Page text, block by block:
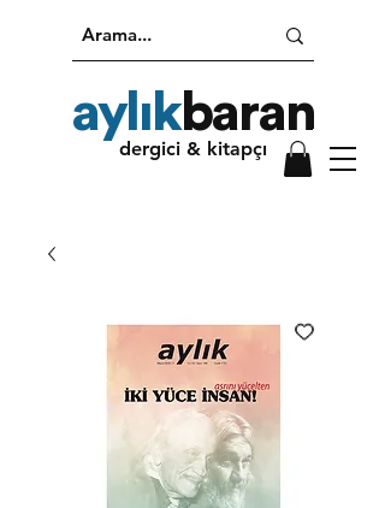
aylıkbaran
dergici & kitapçı